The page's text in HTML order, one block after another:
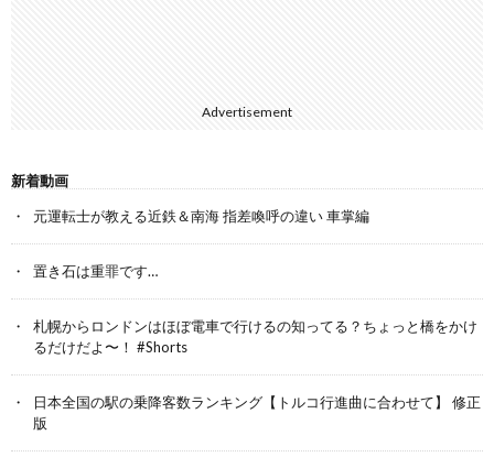
Advertisement
新着動画
元運転士が教える近鉄＆南海 指差喚呼の違い 車掌編
置き石は重罪です…
札幌からロンドンはほぼ電車で行けるの知ってる？ちょっと橋をかけ
るだけだよ〜！ #Shorts
日本全国の駅の乗降客数ランキング【トルコ行進曲に合わせて】 修正
版